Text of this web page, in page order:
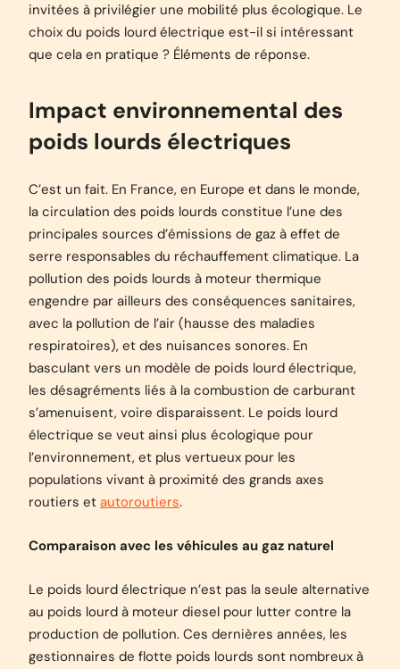
invitées à privilégier une mobilité plus écologique. Le
choix du poids lourd électrique est-il si intéressant
que cela en pratique ? Éléments de réponse.
Impact environnemental des
poids lourds électriques
C’est un fait. En France, en Europe et dans le monde,
la circulation des poids lourds constitue l’une des
principales sources d’émissions de gaz à effet de
serre responsables du réchauffement climatique. La
pollution des poids lourds à moteur thermique
engendre par ailleurs des conséquences sanitaires,
avec la pollution de l’air (hausse des maladies
respiratoires), et des nuisances sonores. En
basculant vers un modèle de poids lourd électrique,
les désagréments liés à la combustion de carburant
s’amenuisent, voire disparaissent. Le poids lourd
électrique se veut ainsi plus écologique pour
l’environnement, et plus vertueux pour les
populations vivant à proximité des grands axes
routiers et autoroutiers.
Comparaison avec les véhicules au gaz naturel
Le poids lourd électrique n’est pas la seule alternative
au poids lourd à moteur diesel pour lutter contre la
production de pollution. Ces dernières années, les
gestionnaires de flotte poids lourds sont nombreux à